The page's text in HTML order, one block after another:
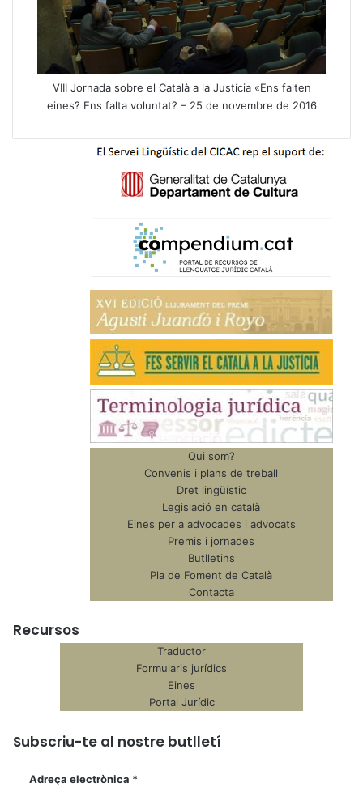
VIII Jornada sobre el Català a la Justícia «Ens falten
eines? Ens falta voluntat? – 25 de novembre de 2016
Qui som?
Convenis i plans de treball
Dret lingüístic
Legislació en català
Eines per a advocades i advocats
Premis i jornades
Butlletins
Pla de Foment de Català
Contacta
Recursos
Traductor
Formularis jurídics
Eines
Portal Jurídic
Subscriu-te al nostre butlletí
Adreça electrònica *